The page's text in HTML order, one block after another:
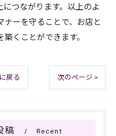
つながります。以上のよ
ナーを守ることで、お店と
くことができます。
戻る 次のページ >
稿
Recent